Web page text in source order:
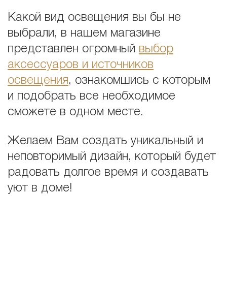
Какой вид освещения вы бы не
выбрали, в нашем магазине
представлен огромный выбор
аксессуаров и источников
освещения, ознакомшись с которым
и подобрать все необходимое
сможете в одном месте.
Желаем Вам создать уникальный и
неповторимый дизайн, который будет
радовать долгое время и создавать
уют в доме!